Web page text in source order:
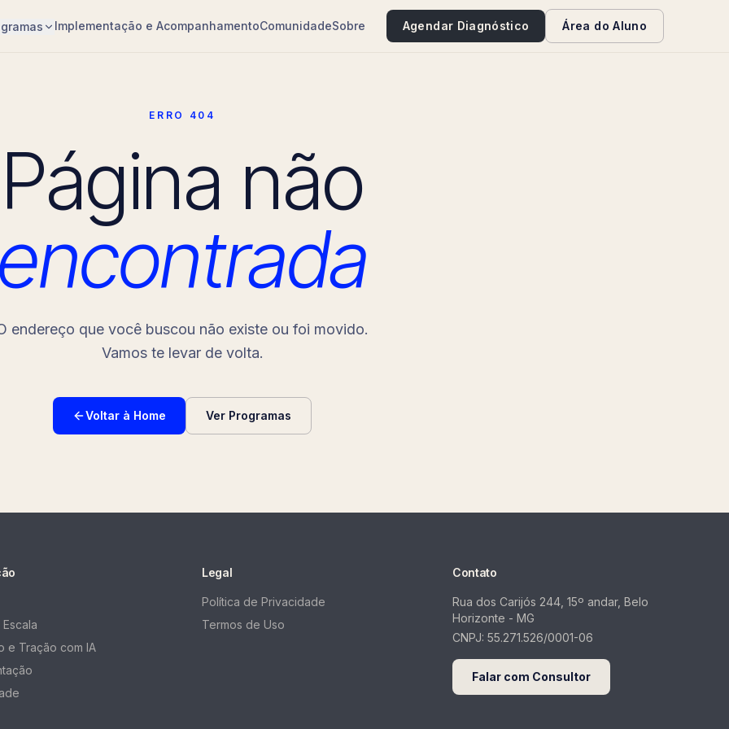
Implementação e AcompanhamentoComunidadeSobre Agendar Diagnóstico Área do Aluno
ERRO 404
Página não
endereço que você buscou não existe ou foi movido.
Vamos te levar de volta.
Voltar à Home Ver Programas
e Tração com IA
Legal
Política de Privacidade
Termos de Uso
Contato
Rua dos Carijós 244, 15º andar, Belo
Horizonte - MG
CNPJ: 55.271.526/0001-06
Falar com Consultor